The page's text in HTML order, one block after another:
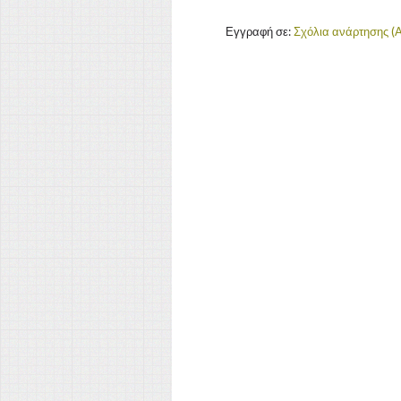
Εγγραφή σε:Σχόλια ανάρτησης